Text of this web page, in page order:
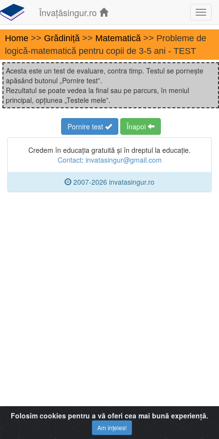
Învațăsingur.ro
Home >> Grădiniță >> Matematică >> Probleme de
logică-matematică pentru copii de 3-5 ani - TEST
Acesta este un test de evaluare, contra timp. Testul se pornește
apăsând butonul „Pornire test”.
Rezultatul se poate vedea la final sau pe parcurs, în meniul
principal, opțiunea „Testele mele”.
Pornire test Înapoi
Credem în educația gratuită și în dreptul la educație.
Contact: invatasingur@gmail.com
2007-2026 invatasingur.ro
Folosim cookies pentru a vă oferi cea mai bună experiență.
Am înțeles!